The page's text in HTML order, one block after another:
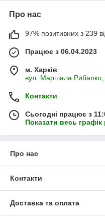
Про нас
97% позитивних з 239
Працює з 06.04.2023
м. Харків
вул. Маршала Рибалко,
Контакти
Сьогодні працює з
Показати весь графік
Про нас
Контакти
Доставка та оплата